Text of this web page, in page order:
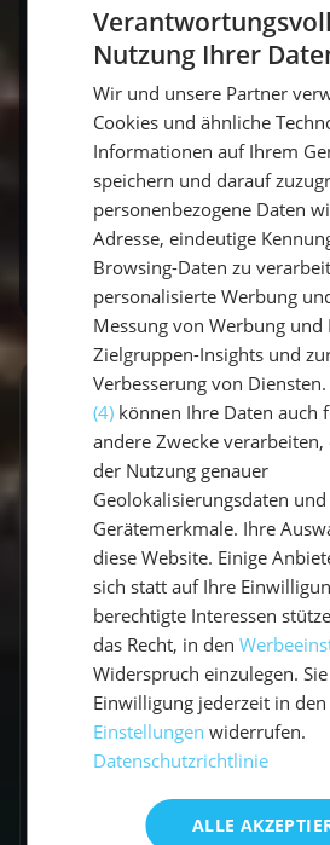
Mitsegeln exklusivbietet dir
maßgeschneiderte
perfekt auf dich und deine
abgestimmt sind. Genieße
Segelns, entdecke
unvergessliche Momente mit
die dir wichtig sind. Segel
exklusives Abenteuer wartet
GESCHRIEBEN VON
Vicci
Travel Explorerin
Vicci schreibt über
Küstenorte und Reisen
Routen. Mit einem Gespür
Momente verbindet sie
praktischen Travel-Tipps.
Zum Autorenprofil→
Nutzung Ihrer
Wir und unsere Partner
Cookies und ähnliche
Informationen auf Ihrem
speichern und darauf
personenbezogene Daten
Adresse, eindeutige
Browsing-Daten zu
personalisierte Werbung
Messung von Werbung und
Zielgruppen-Insights und
Verbesserung von Diensten.
(4) können Ihre Daten auch
andere Zwecke
der Nutzung genauer
Geolokalisierungsdaten und
Gerätemerkmale. Ihre
diese Website. Einige
sich statt auf Ihre
berechtigte Interessen
das Recht, in den
Widerspruch einzulegen.
Einwilligung jederzeit in den
Einstellungen widerrufen.
Datenschutzrichtlinie
ALLE